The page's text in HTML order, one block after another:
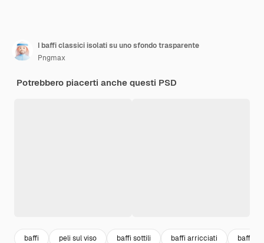
I baffi classici isolati su uno sfondo trasparente
Pngmax
Potrebbero piacerti anche questi PSD
baffi peli sul viso baffi sottili baffi arricciati baffi